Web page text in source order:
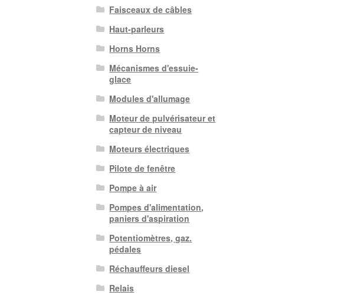
Faisceaux de câbles
Haut-parleurs
Horns Horns
Mécanismes d'essuie-
glace
Modules d'allumage
Moteur de pulvérisateur et
capteur de niveau
Moteurs électriques
Pilote de fenêtre
Pompe à air
Pompes d'alimentation,
paniers d'aspiration
Potentiomètres, gaz.
pédales
Réchauffeurs diesel
Relais